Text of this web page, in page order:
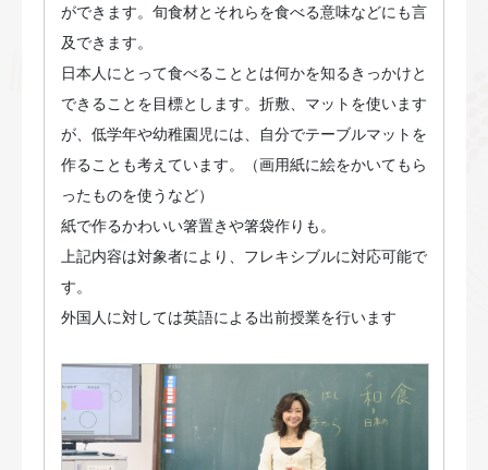
ができます。旬食材とそれらを食べる意味などにも言
及できます。
日本人にとって食べることとは何かを知るきっかけと
できることを目標とします。折敷、マットを使います
が、低学年や幼稚園児には、自分でテーブルマットを
作ることも考えています。（画用紙に絵をかいてもら
ったものを使うなど）
紙で作るかわいい箸置きや箸袋作りも。
上記内容は対象者により、フレキシブルに対応可能で
す。
外国人に対しては英語による出前授業を行います